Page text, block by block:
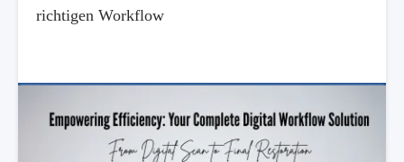
richtigen Workflow